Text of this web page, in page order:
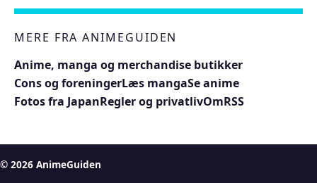
MERE FRA ANIMEGUIDEN
Anime, manga og merchandise butikker
Cons og foreningerLæs mangaSe anime
Fotos fra JapanRegler og privatlivOmRSS
© 2026 AnimeGuiden